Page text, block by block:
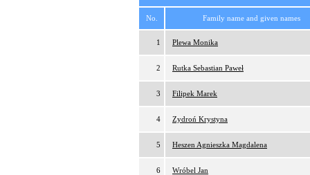
No. Family name and given names
1 Plewa Monika
2 Rutka Sebastian Paweł
3 Filipek Marek
4 Zydroń Krystyna
5 Heszen Agnieszka Magdalena
6 Wróbel Jan